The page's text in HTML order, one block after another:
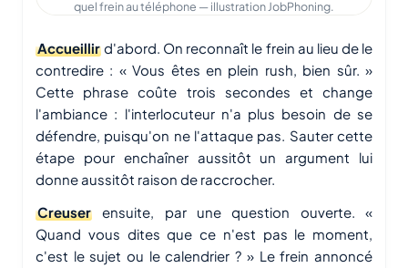
quel frein au téléphone — illustration JobPhoning.
Accueillir d'abord. On reconnaît le frein au lieu de le
contredire : « Vous êtes en plein rush, bien sûr. »
Cette phrase coûte trois secondes et change
l'ambiance : l'interlocuteur n'a plus besoin de se
défendre, puisqu'on ne l'attaque pas. Sauter cette
étape pour enchaîner aussitôt un argument lui
donne aussitôt raison de raccrocher.
Creuser ensuite, par une question ouverte. «
Quand vous dites que ce n'est pas le moment,
c'est le sujet ou le calendrier ? » Le frein annoncé